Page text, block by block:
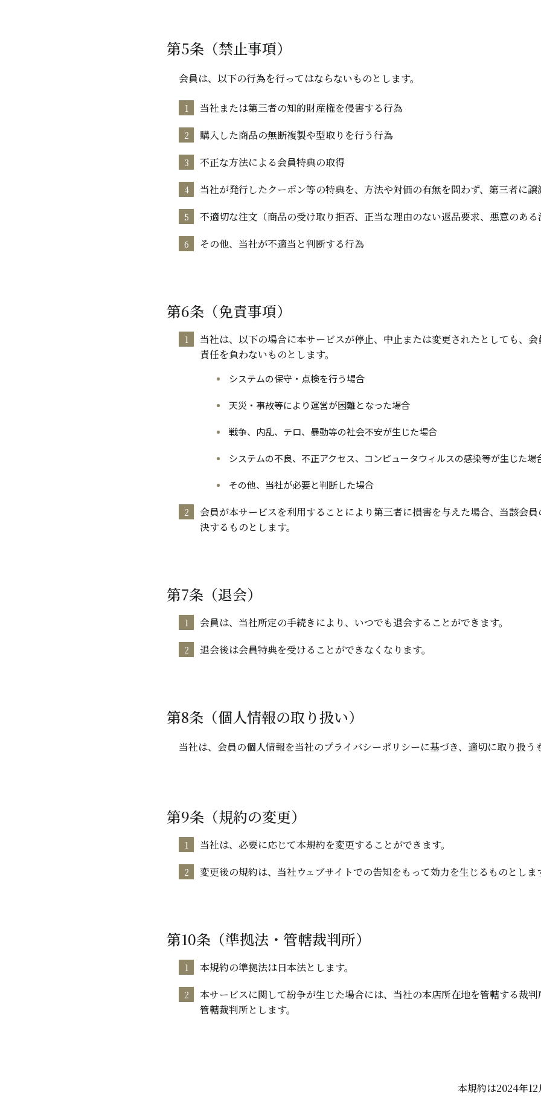
第5条（禁止事項）
会員は、以下の行為を行ってはならないものとします。
当社または第三者の知的財産権を侵害する行為
購入した商品の無断複製や型取りを行う行為
不正な方法による会員特典の取得
当社が発行したクーポン等の特典を、方法や対価の有無を問わず、第三者に
不適切な注文（商品の受け取り拒否、正当な理由のない返品要求、悪意のあ
その他、当社が不適当と判断する行為
第6条（免責事項）
当社は、以下の場合に本サービスが停止、中止または変更されたとしても、
責任を負わないものとします。
システムの保守・点検を行う場合
天災・事故等により運営が困難となった場合
戦争、内乱、テロ、暴動等の社会不安が生じた場合
システムの不良、不正アクセス、コンピュータウィルスの感染等が生じた場
その他、当社が必要と判断した場合
会員が本サービスを利用することにより第三者に損害を与えた場合、当該会
決するものとします。
第7条（退会）
会員は、当社所定の手続きにより、いつでも退会することができます。
退会後は会員特典を受けることができなくなります。
第8条（個人情報の取り扱い）
当社は、会員の個人情報を当社のプライバシーポリシーに基づき、適切に取り扱う
第9条（規約の変更）
当社は、必要に応じて本規約を変更することができます。
変更後の規約は、当社ウェブサイトでの告知をもって効力を生じるものとしま
第10条（準拠法・管轄裁判所）
本規約の準拠法は日本法とします。
本サービスに関して紛争が生じた場合には、当社の本店所在地を管轄する裁
管轄裁判所とします。
本規約は2024年12